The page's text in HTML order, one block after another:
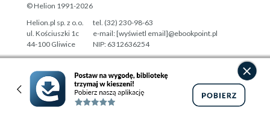
Designed with ♥ byTonik.pl
© Helion 1991-2026
Helion.pl sp. z o.o.
ul. Kościuszki 1c
44-100 Gliwice
tel. (32) 230-98-63
e-mail:[wyświetl email]@ebookpoint.pl
NIP: 6312636254
Regon: 241989027
Pełna wersja strony »